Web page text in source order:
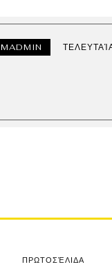
MADMIN
ΠΡΩΤΟΣΈΛΙΔΑ